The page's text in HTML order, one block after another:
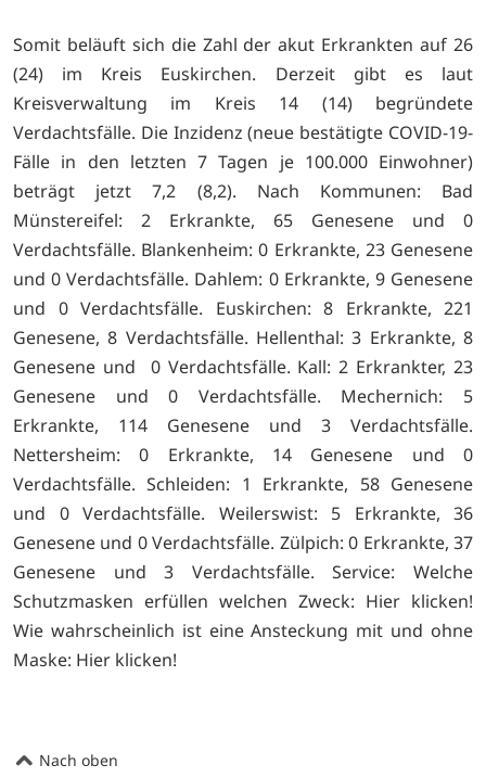
Somit beläuft sich die Zahl der akut Erkrankten auf 26
(24) im Kreis Euskirchen. Derzeit gibt es laut
Kreisverwaltung im Kreis 14 (14) begründete
Verdachtsfälle. Die Inzidenz (neue bestätigte COVID-19-
Fälle in den letzten 7 Tagen je 100.000 Einwohner)
beträgt jetzt 7,2 (8,2). Nach Kommunen: Bad
Münstereifel: 2 Erkrankte, 65 Genesene und 0
Verdachtsfälle. Blankenheim: 0 Erkrankte, 23 Genesene
und 0 Verdachtsfälle. Dahlem: 0 Erkrankte, 9 Genesene
und 0 Verdachtsfälle. Euskirchen: 8 Erkrankte, 221
Genesene, 8 Verdachtsfälle. Hellenthal: 3 Erkrankte, 8
Genesene und 0 Verdachtsfälle. Kall: 2 Erkrankter, 23
Genesene und 0 Verdachtsfälle. Mechernich: 5
Erkrankte, 114 Genesene und 3 Verdachtsfälle.
Nettersheim: 0 Erkrankte, 14 Genesene und 0
Verdachtsfälle. Schleiden: 1 Erkrankte, 58 Genesene
und 0 Verdachtsfälle. Weilerswist: 5 Erkrankte, 36
Genesene und 0 Verdachtsfälle. Zülpich: 0 Erkrankte, 37
Genesene und 3 Verdachtsfälle. Service: Welche
Schutzmasken erfüllen welchen Zweck: Hier klicken!
Wie wahrscheinlich ist eine Ansteckung mit und ohne
Maske: Hier klicken!
Nach oben